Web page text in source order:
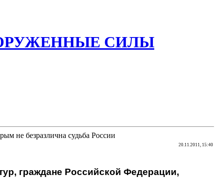
СИЛЫ
не безразлична судьба России
20.11.2011, 15:40
граждане Российской Федерации,